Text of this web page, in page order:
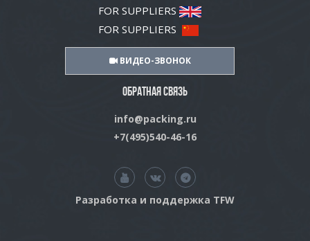
FOR SUPPLIERS
FOR SUPPLIERS
ВИДЕО-ЗВОНОК
ОБРАТНАЯ СВЯЗЬ
info@packing.ru
+7(495)540-46-16
Разработка и поддержка TFW